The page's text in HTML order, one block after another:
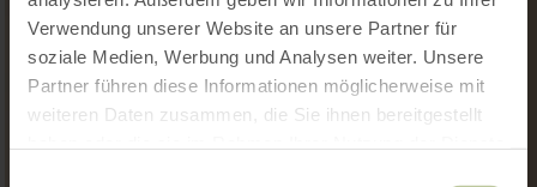
Verwendung unserer Website an unsere Partner für
soziale Medien, Werbung und Analysen weiter. Unsere
Partner führen diese Informationen möglicherweise mit
weiteren Daten zusammen, die Sie ihnen bereitgestellt